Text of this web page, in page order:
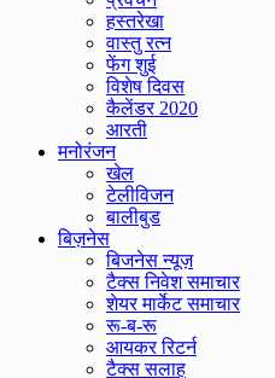
हस्तरेखा
वास्तु रत्न
फेंग शुई
विशेष दिवस
कैलेंडर 2020
आरती
मनोरंजन
खेल
टेलीविजन
बालीबुड
बिज़नेस
बिजनेस न्यूज़
टैक्स निवेश समाचार
शेयर मार्केट समाचार
रू-ब-रू
आयकर रिटर्न
टैक्स सलाह